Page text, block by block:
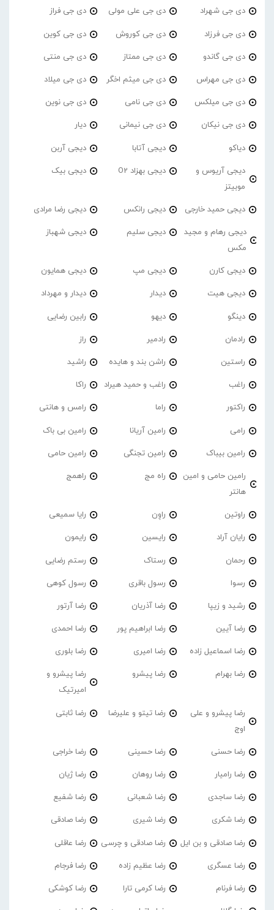
دی جی شهراد دی جی علی مولی دی جی فراز
دی جی فرزاد دی جی کوروش دی جی کوین
دی جی گاندو دی جی ممتاز دی جی منتی
دی جی مهراس دی جی میثم اخگر دی جی میلاد
دی جی میلکس دی جی نامی دی جی نوین
دی جی نیکان دی جی نیمانی دیار
دیاکو دیجی آتابا دیجی آربن
دیجی آریوس و
موبیتز
دیجی بهزاد O2 دیجی بیک
دیجی حمید خارجی دیجی رانکس دیجی رضا مرادی
دیجی رهام و مجید
مکس
دیجی سلیم دیجی شهباز
دیجی کارن دیجی مپ دیجی همایون
دیجی هیت دیدار دیدار و مهرداد
دینگو دیهو رابین رضایی
رادمان رادمیر راز
راستین راشن بند و هایده راشید
راغب راغب و حمید هیراد راکا
راکتور راما رامس و هانتی
رامی رامین آریانا رامین بی باک
رامین بیباک رامین تجنگی رامین حامی
رامین حامی و امین
هانتر
راه مج راهمج
راوتین راوِن رایا سمیعی
رایان آراد رایسین رایمون
رحمان رستاک رستم رضایی
رسوا رسول باقری رسول کوهی
رشید و زیپا رضا آذریان رضا آرتور
رضا آیین رضا ابراهیم پور رضا احمدی
رضا اسماعیل زاده رضا امیری رضا بلوری
رضا بهرام رضا پیشرو
رضا پیشرو و
امیرتیک
رضا پیشرو و علی
اوج
رضا تیتو و علیرضا رضا ثابتی
رضا حسنی رضا حسینی رضا خراجی
رضا رامیار رضا روهان رضا ژیان
رضا ساجدی رضا شعبانی رضا شفیع
رضا شکری رضا شیری رضا صادقی
رضا صادقی و بن ایل رضا صادقی و چرسی رضا عاقلی
رضا عسگری رضا عظیم زاده رضا فرجام
رضا فرنام رضا کرمی تارا رضا کوشکی